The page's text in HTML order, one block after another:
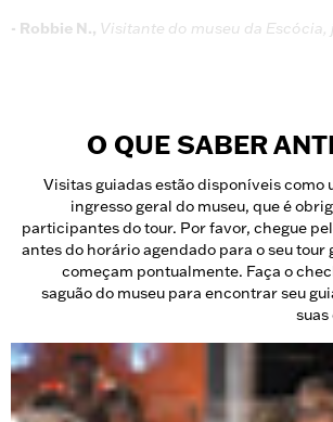
- Robbie N., Visitante do museu da Escócia,
O QUE SABER
Visitas guiadas estão disponíveis como
ingresso geral do museu, que é
participantes do tour. Por favor, chegue
antes do horário agendado para o seu tour
começam pontualmente. Faça o
saguão do museu para encontrar seu